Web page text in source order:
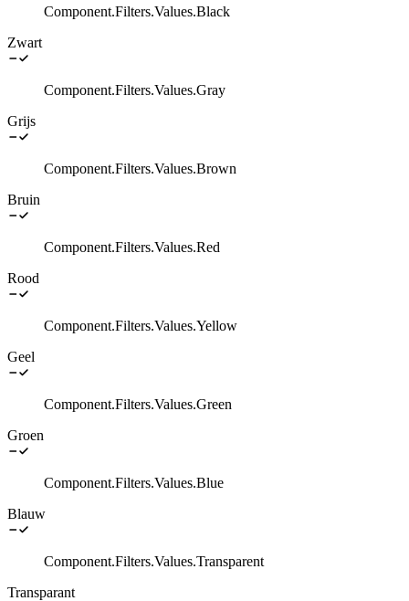
Component.Filters.Values.Black
Zwart
Component.Filters.Values.Gray
Grijs
Component.Filters.Values.Brown
Bruin
Component.Filters.Values.Red
Rood
Component.Filters.Values.Yellow
Geel
Component.Filters.Values.Green
Groen
Component.Filters.Values.Blue
Blauw
Component.Filters.Values.Transparent
Transparant